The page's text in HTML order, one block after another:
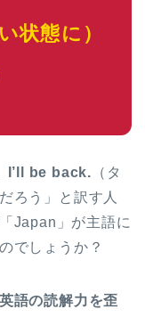
状態に）
I’ll be back. （タ
ろう」と訳す人
Japan」が主語に
でしょうか？
語の読解力を歪